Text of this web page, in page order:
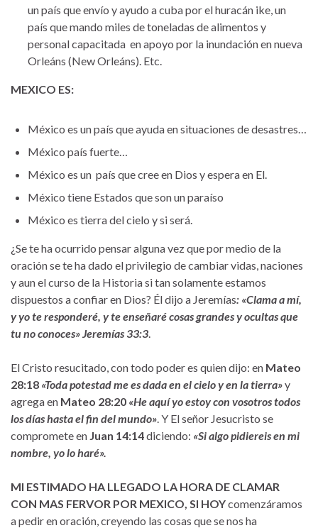
un país que envío y ayudo a cuba por el huracán ike, un
país que mando miles de toneladas de alimentos y
personal capacitada en apoyo por la inundación en nueva
Orleáns (New Orleáns). Etc.
MEXICO ES:
México es un país que ayuda en situaciones de desastres…
México país fuerte…
México es un país que cree en Dios y espera en El.
México tiene Estados que son un paraíso
México es tierra del cielo y si será.
¿Se te ha ocurrido pensar alguna vez que por medio de la
oración se te ha dado el privilegio de cambiar vidas, naciones
y aun el curso de la Historia si tan solamente estamos
dispuestos a confiar en Dios? Él dijo a Jeremías: «Clama a mí,
y yo te responderé, y te enseñaré cosas grandes y ocultas que
tu no conoces» Jeremías 33:3
El Cristo resucitado, con todo poder es quien dijo: en Mateo
28:18 «Toda potestad me es dada en el cielo y en la tierra»y
agrega en Mateo 28:20 «He aquí yo estoy con vosotros todos
los días hasta el fin del mundo» . Y El señor Jesucristo se
compromete en Juan 14:14diciendo: «Si algo pidiereis en mi
nombre, yo lo haré».
MI ESTIMADO HA LLEGADO LA HORA DE CLAMAR
CON MAS FERVOR POR MEXICO, SI HOYcomenzáramos
a pedir en oración, creyendo las cosas que se nos ha